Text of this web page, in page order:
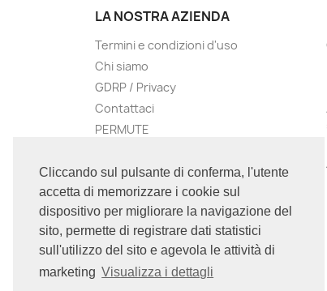
Cliccando sul pulsante di conferma, l'utente
accetta di memorizzare i cookie sul
dispositivo per migliorare la navigazione del
sito, permette di registrare dati statistici
sull'utilizzo del sito e agevola le attività di
marketing Visualizza i dettagli
LA NOSTRA AZIENDA
Termini e condizioni d'uso
Chi siamo
GDRP / Privacy
Contattaci
PERMUTE
Assistenza